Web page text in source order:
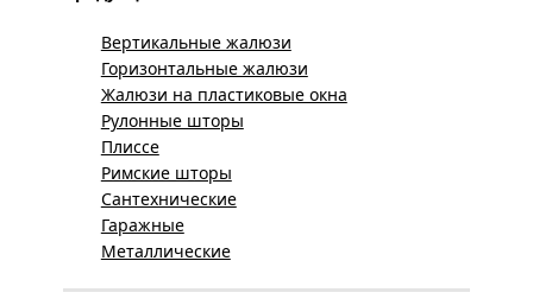
Вертикальные жалюзи
Горизонтальные жалюзи
Жалюзи на пластиковые окна
Рулонные шторы
Плиссе
Римские шторы
Сантехнические
Гаражные
Металлические